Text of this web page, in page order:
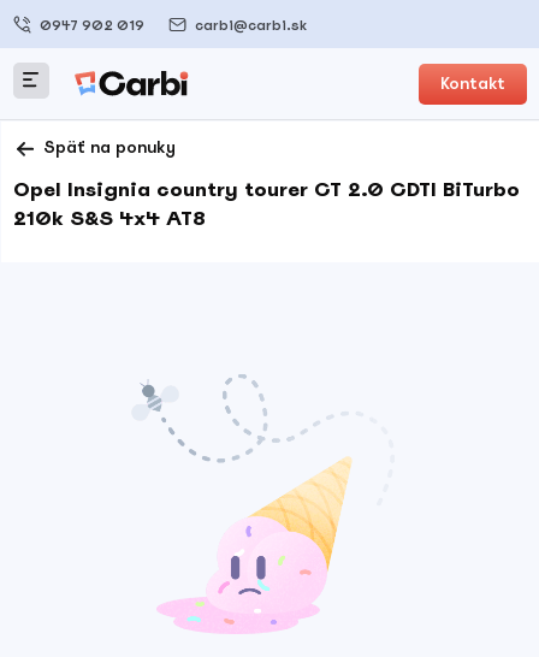
0947 902 019 carbi@carbi.sk
Kontakt
Späť na ponuky
Opel Insignia country tourer CT 2.0 CDTI BiTurbo
210k S&S 4x4 AT8